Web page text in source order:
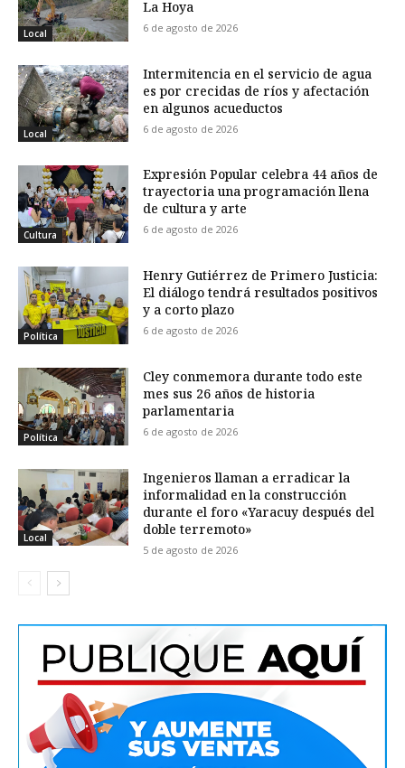
Local
La Hoya
6 de agosto de 2026
Local
Intermitencia en el servicio de agua
es por crecidas de ríos y afectación
en algunos acueductos
6 de agosto de 2026
Cultura
Expresión Popular celebra 44 años de
trayectoria una programación llena
de cultura y arte
6 de agosto de 2026
Política
Henry Gutiérrez de Primero Justicia:
El diálogo tendrá resultados positivos
y a corto plazo
6 de agosto de 2026
Política
Cley conmemora durante todo este
mes sus 26 años de historia
parlamentaria
6 de agosto de 2026
Local
Ingenieros llaman a erradicar la
informalidad en la construcción
durante el foro «Yaracuy después del
doble terremoto»
5 de agosto de 2026